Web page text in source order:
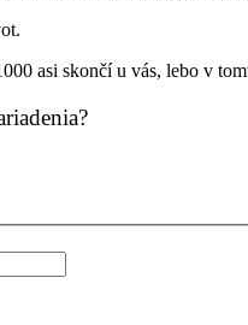
asi skončí u vás, lebo v